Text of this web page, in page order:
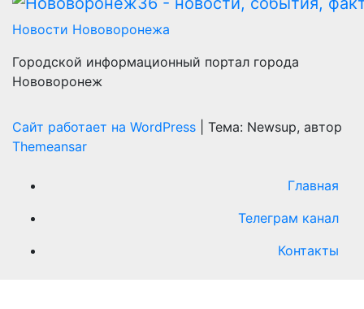
Новости Нововоронежа
Городской информационный портал города
Нововоронеж
Сайт работает на WordPress
Тема: Newsup, автор
Themeansar
Главная
Телеграм канал
Контакты